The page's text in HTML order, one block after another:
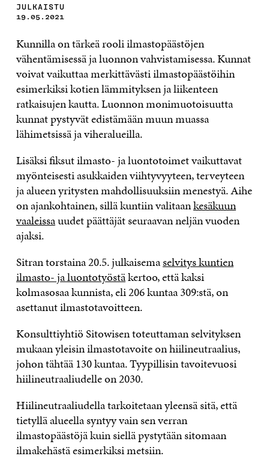
JULKAISTU
19.05.2021
Kunnilla on tärkeä rooli ilmastopäästöjen
vähentämisessä ja luonnon vahvistamisessa. Kunnat
voivat vaikuttaa merkittävästi ilmastopäästöihin
esimerkiksi kotien lämmityksen ja liikenteen
ratkaisujen kautta. Luonnon monimuotoisuutta
kunnat pystyvät edistämään muun muassa
lähimetsissä ja viheralueilla.
Lisäksi fiksut ilmasto- ja luontotoimet vaikuttavat
myönteisesti asukkaiden viihtyvyyteen, terveyteen
ja alueen yritysten mahdollisuuksiin menestyä. Aihe
on ajankohtainen, sillä kuntiin valitaankesäkuun
vaaleissauudet päättäjät seuraavan neljän vuoden
ajaksi.
Sitran torstaina 20.5. julkaisemaselvitys kuntien
ilmasto- ja luontotyöstäkertoo, että kaksi
kolmasosaa kunnista, eli 206 kuntaa 309:stä, on
asettanut ilmastotavoitteen.
Konsulttiyhtiö Sitowisen toteuttaman selvityksen
mukaan yleisin ilmastotavoite on hiilineutraalius,
johon tähtää 130 kuntaa. Tyypillisin tavoitevuosi
hiilineutraaliudelle on 2030.
Hiilineutraaliudella tarkoitetaan yleensä sitä, että
tietyllä alueella syntyy vain sen verran
ilmastopäästöjä kuin siellä pystytään sitomaan
ilmakehästä esimerkiksi metsiin.